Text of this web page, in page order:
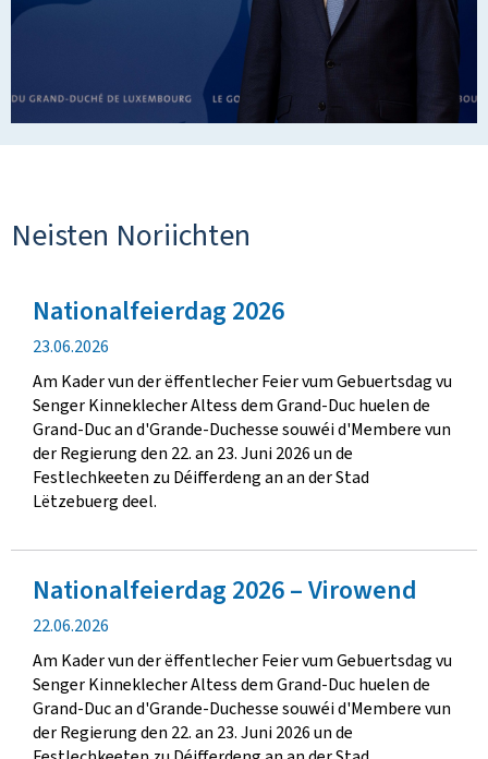
Neisten Noriichten
Nationalfeierdag 2026
V
e
r
ë
f
f
e
n
e
h
u
n
g
s
d
23.06.2026
Am Kader vun der ëffentlecher Feier vum Gebuertsdag vu
Senger Kinneklecher Altess dem Grand-Duc huelen de
Grand-Duc an d'Grande-Duchesse souwéi d'Membere vun
der Regierung den 22. an 23. Juni 2026 un de
Festlechkeeten zu Déifferdeng an an der Stad
Lëtzebuerg deel.
Nationalfeierdag 2026 – Virowend
V
e
r
ë
f
f
22.06.2026
Am Kader vun der ëffentlecher Feier vum Gebuertsdag vu
Senger Kinneklecher Altess dem Grand-Duc huelen de
Grand-Duc an d'Grande-Duchesse souwéi d'Membere vun
der Regierung den 22. an 23. Juni 2026 un de